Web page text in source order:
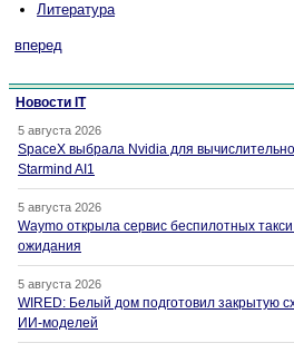
Литература
вперед
Новости IT
5 августа 2026
SpaceX выбрала Nvidia для
Starmind AI1
5 августа 2026
Waymo открыла сервис беспилотных
ожидания
5 августа 2026
WIRED: Белый дом подготовил закрытую
ИИ-моделей